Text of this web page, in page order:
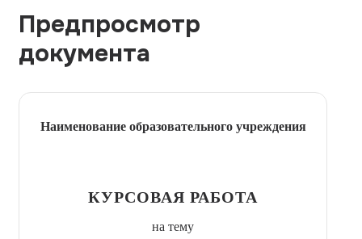
Предпросмотр
документа
Наименование образовательного учреждения
КУРСОВАЯ РАБОТА
на тему